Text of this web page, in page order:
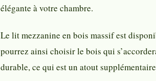
élégante à votre chambre.
Le lit mezzanine en bois massif est
pourrez ainsi choisir le bois qui
durable, ce qui est un atout